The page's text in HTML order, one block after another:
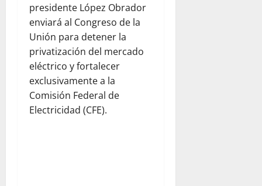
presidente López Obrador
enviará al Congreso de la
Unión para detener la
privatización del mercado
eléctrico y fortalecer
exclusivamente a la
Comisión Federal de
Electricidad (CFE).